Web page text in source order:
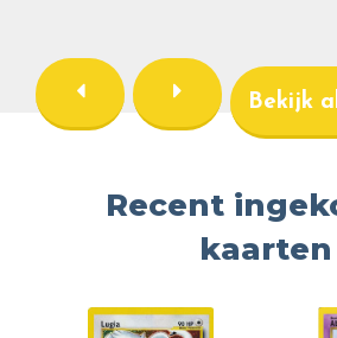
Bekijk
Recent
kaarten